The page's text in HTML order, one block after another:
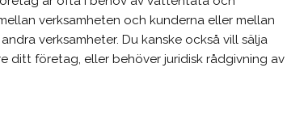
verksamheten och kunderna eller mellan
verksamheter. Du kanske också vill sälja
ditt företag, eller behöver juridisk rådgivning av